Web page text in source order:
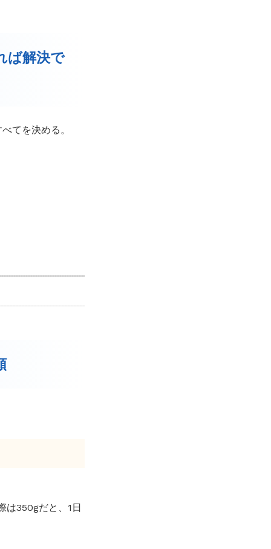
ば解決で
てを決める。
は350gだと、1日